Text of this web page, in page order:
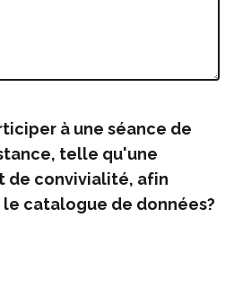
à une séance de
telle qu'une
de convivialité, afin
catalogue de données?